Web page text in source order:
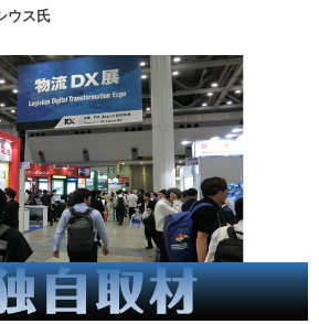
ウス氏